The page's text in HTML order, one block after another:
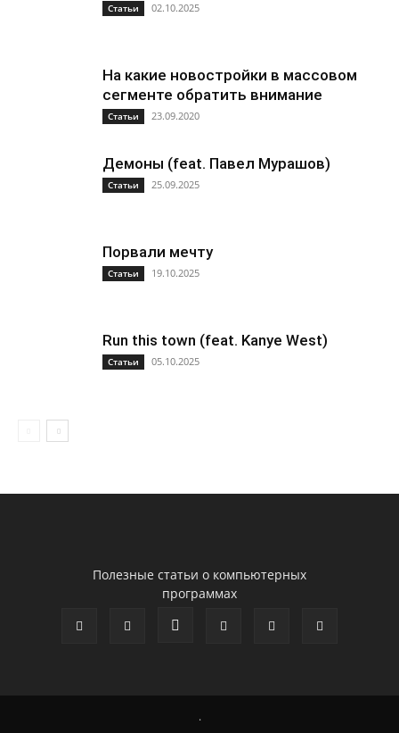
Статьи 02.10.2025
На какие новостройки в массовом
сегменте обратить внимание
Статьи 23.09.2020
Демоны (feat. Павел Мурашов)
Статьи 25.09.2025
Порвали мечту
Статьи 19.10.2025
Run this town (feat. Kanye West)
Статьи 05.10.2025
Полезные статьи о компьютерных
программах
.